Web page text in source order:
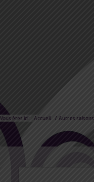
Vous êtes ici : Accueil / Autres saisons